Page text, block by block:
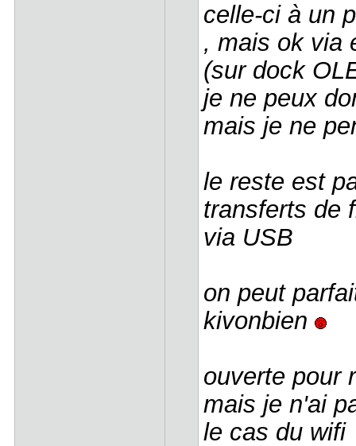
celle-ci à un
, mais ok via
(sur dock
je ne peux
mais je ne
le reste est
transferts de
via USB
on peut
kivonbien
ouverte pour
mais je n'ai
le cas du wifi